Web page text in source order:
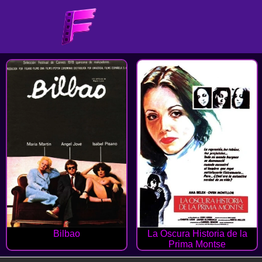
Bilbao
La Oscura Historia de la
Prima Montse